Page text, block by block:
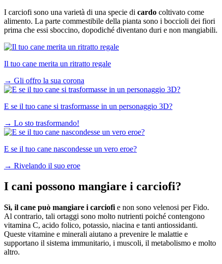
I carciofi sono una varietà di una specie di cardo coltivato come
alimento. La parte commestibile della pianta sono i boccioli dei fiori
prima che essi sboccino, dopodiché diventano duri e non mangiabili.
Il tuo cane merita un ritratto regale
→ Gli offro la sua corona
E se il tuo cane si trasformasse in un personaggio 3D?
→ Lo sto trasformando!
E se il tuo cane nascondesse un vero eroe?
→ Rivelando il suo eroe
I cani possono mangiare i carciofi?
Sì, il cane può mangiare i carciofi e non sono velenosi per Fido.
Al contrario, tali ortaggi sono molto nutrienti poiché contengono
vitamina C, acido folico, potassio, niacina e tanti antiossidanti.
Queste vitamine e minerali aiutano a prevenire le malattie e
supportano il sistema immunitario, i muscoli, il metabolismo e molto
altro.